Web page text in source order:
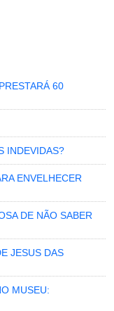
60
INDEVIDAS?
ENVELHECER
DE NÃO SABER
JESUS DAS
MUSEU: